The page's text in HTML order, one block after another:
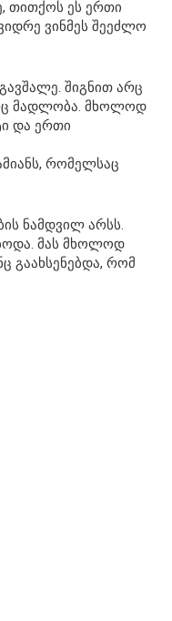
თითქოს ეს ერთი
ვინმეს შეეძლო
შიგნით არც
მადლობა. მხოლოდ
და ერთი
რომელსაც
ნამდვილ არსს.
მას მხოლოდ
გაახსენებდა, რომ